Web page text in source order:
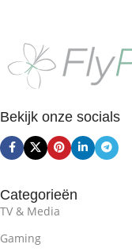
Bekijk onze socials
Categorieën
TV & Media
Gaming